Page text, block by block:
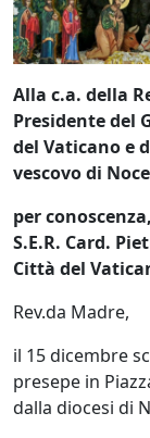
Alla c.a. della
Presidente del
del Vaticano e
vescovo di
per
S.E.R. Card.
Città del
Rev.da Madre,
il 15 dicembre
presepe in
dalla diocesi di